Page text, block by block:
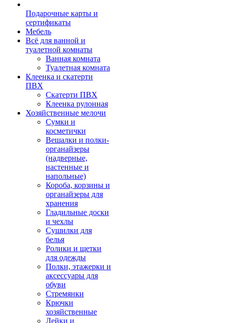
Подарочные карты и
сертификаты
Мебель
Всё для ванной и
туалетной комнаты
Ванная комната
Туалетная комната
Клеенка и скатерти
ПВХ
Скатерти ПВХ
Клеенка рулонная
Хозяйственные мелочи
Сумки и
косметички
Вешалки и полки-
органайзеры
(надверные,
настенные и
напольные)
Короба, корзины и
органайзеры для
хранения
Гладильные доски
и чехлы
Сушилки для
белья
Ролики и щетки
для одежды
Полки, этажерки и
аксессуары для
обуви
Стремянки
Крючки
хозяйственные
Лейки и